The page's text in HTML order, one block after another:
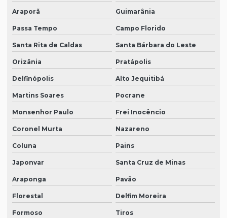
Araporã Guimarânia
Passa Tempo Campo Florido
Santa Rita de Caldas Santa Bárbara do Leste
Orizânia Pratápolis
Delfinópolis Alto Jequitibá
Martins Soares Pocrane
Monsenhor Paulo Frei Inocêncio
Coronel Murta Nazareno
Coluna Pains
Japonvar Santa Cruz de Minas
Araponga Pavão
Florestal Delfim Moreira
Formoso Tiros